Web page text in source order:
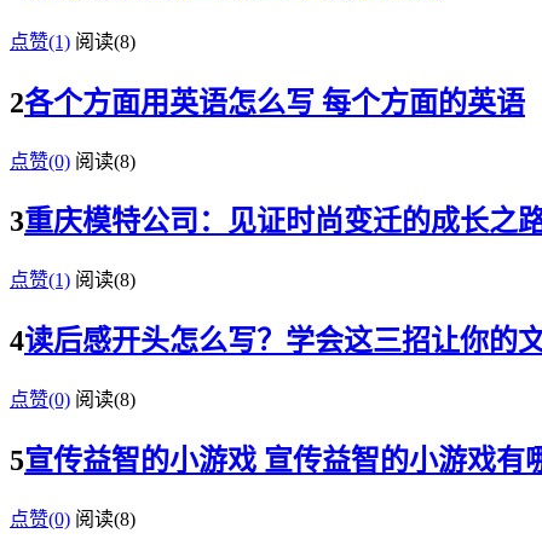
点赞(1) 阅读(8)
2各个方面用英语怎么写 每个方面的英语
点赞(0) 阅读(8)
3重庆模特公司：见证时尚变迁的成长之
点赞(1) 阅读(8)
4读后感开头怎么写？学会这三招让你的
点赞(0) 阅读(8)
5宣传益智的小游戏 宣传益智的小游戏有
点赞(0) 阅读(8)